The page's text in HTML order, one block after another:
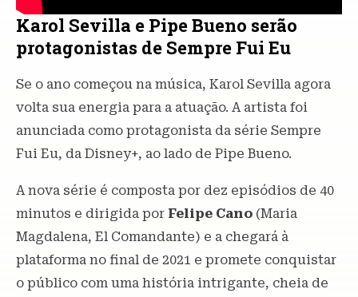
Karol Sevilla e Pipe Bueno serão
protagonistas de Sempre Fui Eu
Se o ano começou na música, Karol Sevilla agora
volta sua energia para a atuação. A artista foi
anunciada como protagonista da série Sempre
Fui Eu, da Disney+, ao lado de Pipe Bueno.
A nova série é composta por dez episódios de 40
minutos e dirigida por Felipe Cano (Maria
Magdalena, El Comandante) e a chegará à
plataforma no final de 2021 e promete conquistar
o público com uma história intrigante, cheia de